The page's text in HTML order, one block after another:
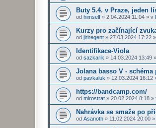
Buty 5.4. v Praze, jeden
od himself » 2.04.2024 11:04 » v
Kurzy pro začínající
od jiriregent » 27.03.2024 17:22
Identifikace-Viola
od sazkarik » 14.03.2024 13:49
Jolana basso V - schéma
od pavkaluk » 12.03.2024 16:12
https://bandcamp.com/
od mirostrat » 20.02.2024 8:18 »
Nahrávka se smaže po
od Asanoth » 11.02.2024 20:00 »